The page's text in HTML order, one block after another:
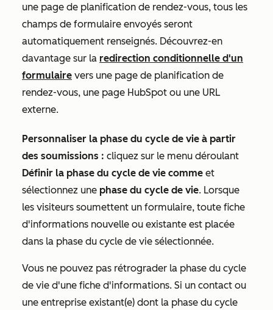
une page de planification de rendez-vous, tous les
champs de formulaire envoyés seront
automatiquement renseignés. Découvrez-en
davantage sur la redirection conditionnelle d'un
formulaire vers une page de planification de
rendez-vous, une page HubSpot ou une URL
externe.
Personnaliser la phase du cycle de vie à partir
des soumissions : cliquez sur le menu déroulant
Définir la phase du cycle de vie comme et
sélectionnez une phase du cycle de vie. Lorsque
les visiteurs soumettent un formulaire, toute fiche
d'informations nouvelle ou existante est placée
dans la phase du cycle de vie sélectionnée.
Vous ne pouvez pas rétrograder la phase du cycle
de vie d'une fiche d'informations. Si un contact ou
une entreprise existant(e) dont la phase du cycle